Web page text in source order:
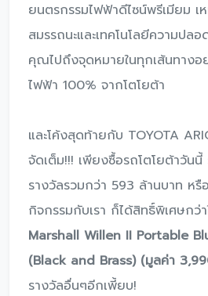
ยนตรกรรมไฟฟ้าดีไซน์พรีเมียม เ
สมรรถนะและเทคโนโลยีความปล
คุณไปถึงจุดหมายในทุกเส้นทาง
ไฟฟ้า 100% จากโตโยต้า
และโค้งสุดท้ายกับ TOYOTA
จัดเต็ม!!! เพียงซื้อรถโตโยต้าวัน
รางวัลรวมกว่า 593 ล้านบาท หรื
กิจกรรมกับเรา ก็ได้สิทธิ์พิเศษกว่
Marshall Willen II Portable
(Black and Brass) (มูลค่า
รางวัลอื่นๆอีกเพี้ยบ!